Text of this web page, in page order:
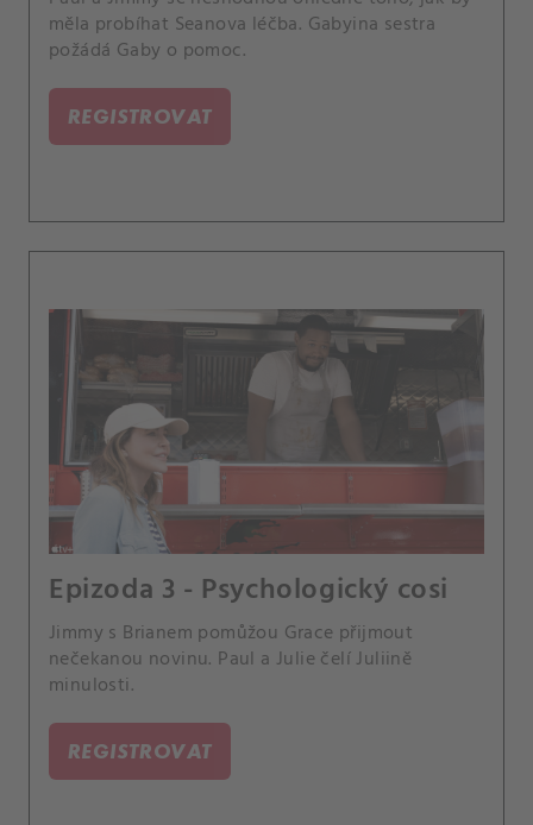
měla probíhat Seanova léčba. Gabyina sestra
požádá Gaby o pomoc.
REGISTROVAT
Epizoda 3 - Psychologický cosi
Jimmy s Brianem pomůžou Grace přijmout
nečekanou novinu. Paul a Julie čelí Juliině
minulosti.
REGISTROVAT